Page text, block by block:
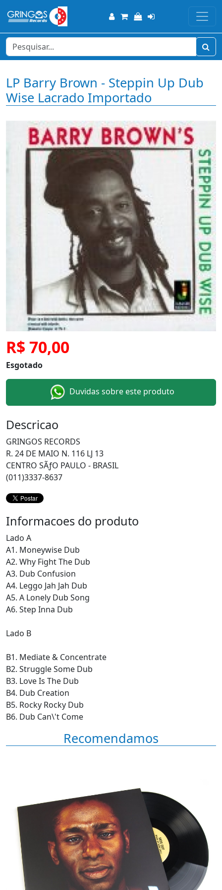
LP Barry Brown - Steppin Up Dub
Wise Lacrado Importado
R$ 70,00
Esgotado
Duvidas sobre este produto
Descricao
GRINGOS RECORDS
R. 24 DE MAIO N. 116 LJ 13
CENTRO SÃƒO PAULO - BRASIL
(011)3337-8637
Informacoes do produto
Lado A
A1. Moneywise Dub
A2. Why Fight The Dub
A3. Dub Confusion
A4. Leggo Jah Jah Dub
A5. A Lonely Dub Song
A6. Step Inna Dub
Lado B
B1. Mediate & Concentrate
B2. Struggle Some Dub
B3. Love Is The Dub
B4. Dub Creation
B5. Rocky Rocky Dub
B6. Dub Can\'t Come
Recomendamos